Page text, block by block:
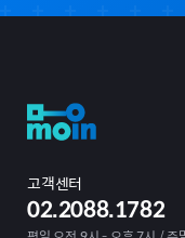
고객센터
02.2088.1782